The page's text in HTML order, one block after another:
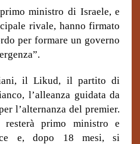
ministro di Israele, e
rivale, hanno firmato
per formare un governo
il Likud, il partito di
l’alleanza guidata da
l’alternanza del premier.
resterà primo ministro e
e, dopo 18 mesi, si